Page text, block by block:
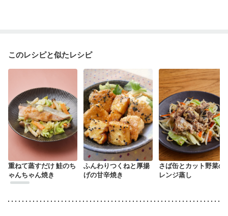
このレシピと似たレシピ
重ねて蒸すだけ 鮭のち
ゃんちゃん焼き
ふんわりつくねと厚揚
げの甘辛焼き
さば缶とカット野菜の
レンジ蒸し